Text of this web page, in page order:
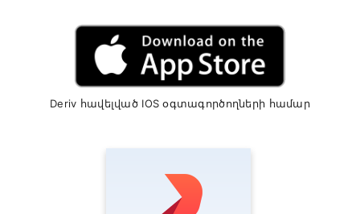
Deriv հավելված IOS օգտագործողների համար